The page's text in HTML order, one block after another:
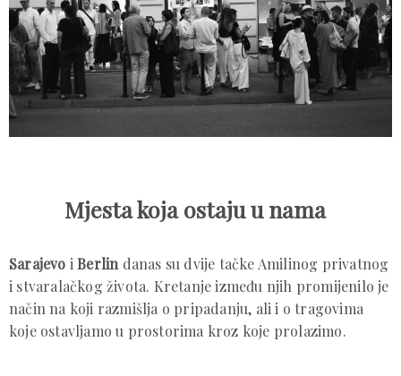
Mjesta koja ostaju u nama
Sarajevo iBerlin danas su dvije tačke Amilinog privatnog
i stvaralačkog života. Kretanje između njih promijenilo je
način na koji razmišlja o pripadanju, ali i o tragovima
koje ostavljamo u prostorima kroz koje prolazimo.